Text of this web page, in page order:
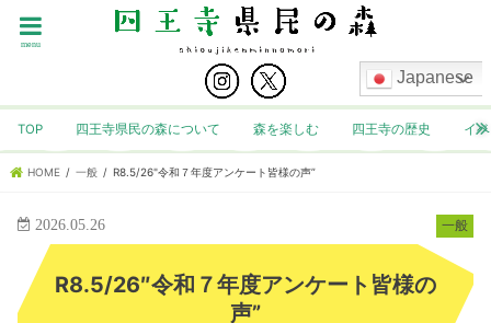
Japanese
menu
TOP 四王寺県民の森について 森を楽しむ 四王寺の歴史 イ
HOME 一般 R8.5/26"令和７年度アンケート皆様の声”
一般
2026.05.26
R8.5/26″令和７年度アンケート皆様の
声”